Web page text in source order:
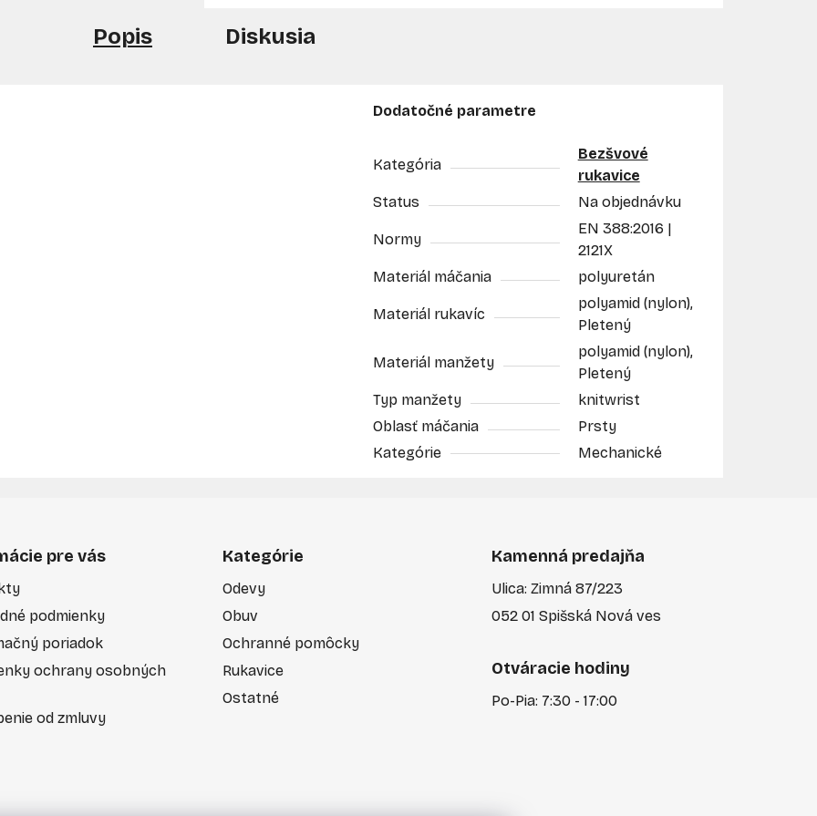
Popis Diskusia
Dodatočné parametre
Kategória
Bezšvové
rukavice
Status
Na objednávku
Normy
EN 388:2016 |
2121X
Materiál máčania
polyuretán
Materiál rukavíc
polyamid (nylon),
Pletený
Materiál manžety
polyamid (nylon),
Pletený
Typ manžety
knitwrist
Oblasť máčania
Prsty
Kategórie
Mechanické
pre vás
podmienky
poriadok
ochrany osobných
od zmluvy
Kategórie
Odevy
Obuv
Ochranné pomôcky
Rukavice
Ostatné
Kamenná predajňa
Ulica: Zimná 87/223
052 01 Spišská Nová ves
Otváracie hodiny
Po-Pia: 7:30 - 17:00